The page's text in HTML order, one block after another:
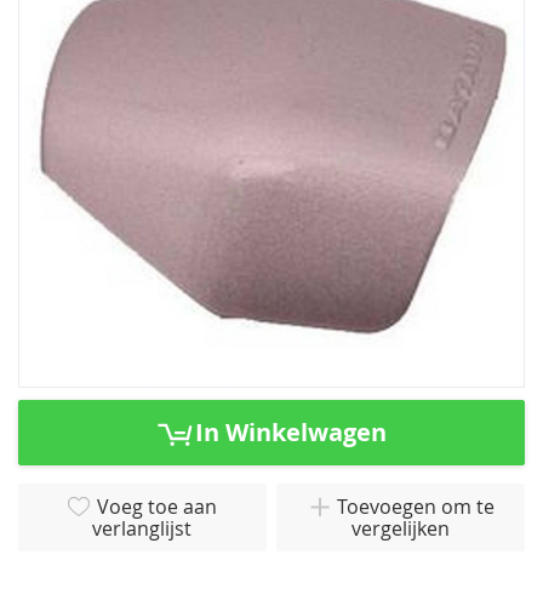
afbeeldingen-
gallerij
Ga
In Winkelwagen
Voeg toe aan
verlanglijst
Toevoegen om te
vergelijken